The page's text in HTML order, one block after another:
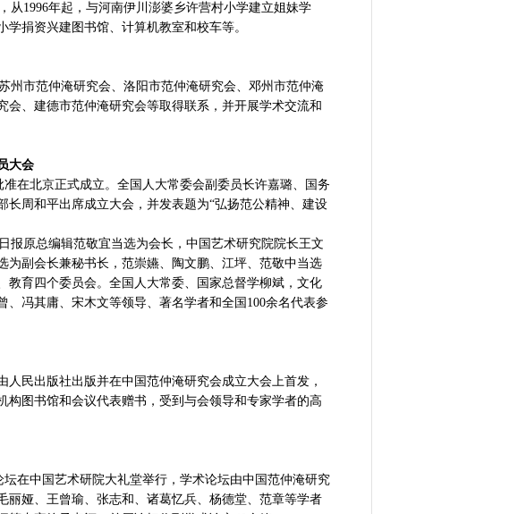
1996年起，与河南伊川澎婆乡许营村小学建立姐妹学
捐资兴建图书馆、计算机教室和校车等。
市范仲淹研究会、洛阳市范仲淹研究会、邓州市范仲淹
、建德市范仲淹研究会等取得联系，并开展学术交流和
大会
在北京正式成立。全国人大常委会副委员长许嘉璐、国务
周和平出席成立大会，并发表题为“弘扬范公精神、建设
原总编辑范敬宜当选为会长，中国艺术研究院院长王文
副会长兼秘书长，范崇嬿、陶文鹏、江坪、范敬中当选
教育四个委员会。全国人大常委、国家总督学柳斌，文化
冯其庸、宋木文等领导、著名学者和全国100余名代表参
民出版社出版并在中国范仲淹研究会成立大会上首发，
图书馆和会议代表赠书，受到与会领导和专家学者的高
在中国艺术研院大礼堂举行，学术论坛由中国范仲淹研究
娅、王曾瑜、张志和、诸葛忆兵、杨德堂、范章等学者